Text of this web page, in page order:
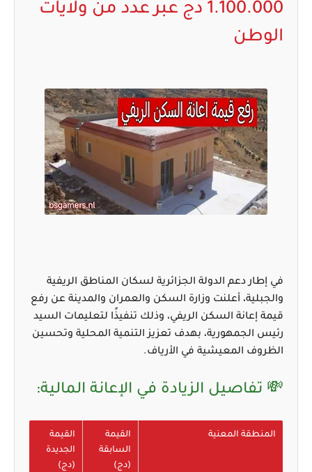
1.100.000 دج عبر عدد من ولايات
الوطن
في إطار دعم الدولة الجزائرية لسكان المناطق الريفية
والجبلية، أعلنت وزارة السكن والعمران والمدينة عن رفع
قيمة إعانة السكن الريفي، وذلك تنفيذًا لتعليمات السيد
رئيس الجمهورية، بهدف تعزيز التنمية المحلية وتحسين
الظروف المعيشية في الأرياف.
💸 تفاصيل الزيادة في الإعانة المالية:
المنطقة المعنية
القيمة
السابقة
(دج)
القيمة
الجديدة
(دج)